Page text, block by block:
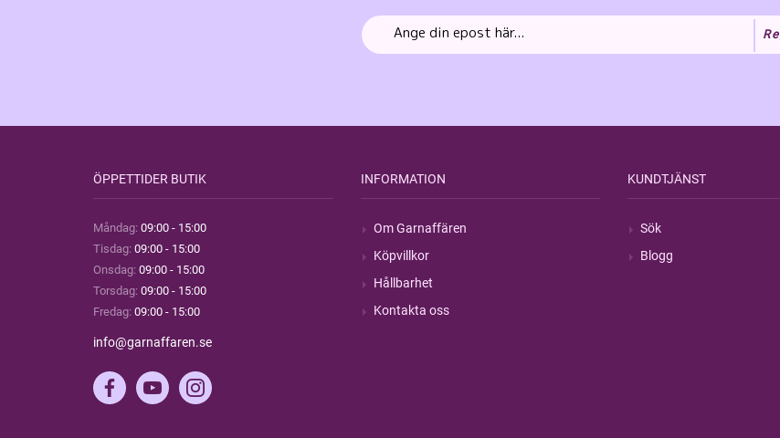
ÖPPETTIDER BUTIK
Måndag: 09:00 - 15:00
Tisdag: 09:00 - 15:00
Onsdag: 09:00 - 15:00
Torsdag: 09:00 - 15:00
Fredag: 09:00 - 15:00
info@garnaffaren.se
INFORMATION
Om Garnaffären
Köpvillkor
Hållbarhet
Kontakta oss
KUNDTJÄNST
Sök
Blogg